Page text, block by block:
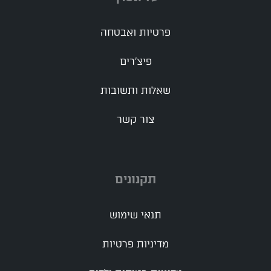
פרטיות ואבטחה
פיצ'רים
שאלות ותשובות
צור קשר
תקנונים
תנאי שימוש
מדיניות פרטיות